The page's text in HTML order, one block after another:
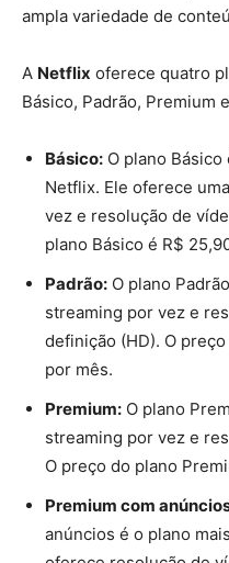
ampla variedade de
A Netflix oferece quatro
Básico, Padrão, Premium
Básico: O plano
Netflix. Ele oferece
vez e resolução de
plano Básico é R$
Padrão: O plano
streaming por vez e
definição (HD). O
por mês.
Premium: O plano
streaming por vez e
O preço do plano
Premium com
anúncios é o plano